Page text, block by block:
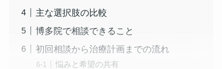
主な選択肢の比較
博多院で相談できること
初回相談から治療計画までの流れ
悩みと希望の共有